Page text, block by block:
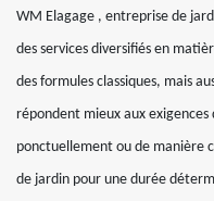
WM Elagage , entreprise de
des services diversifiés en
des formules classiques, mais
répondent mieux aux
ponctuellement ou de manière
de jardin pour une durée